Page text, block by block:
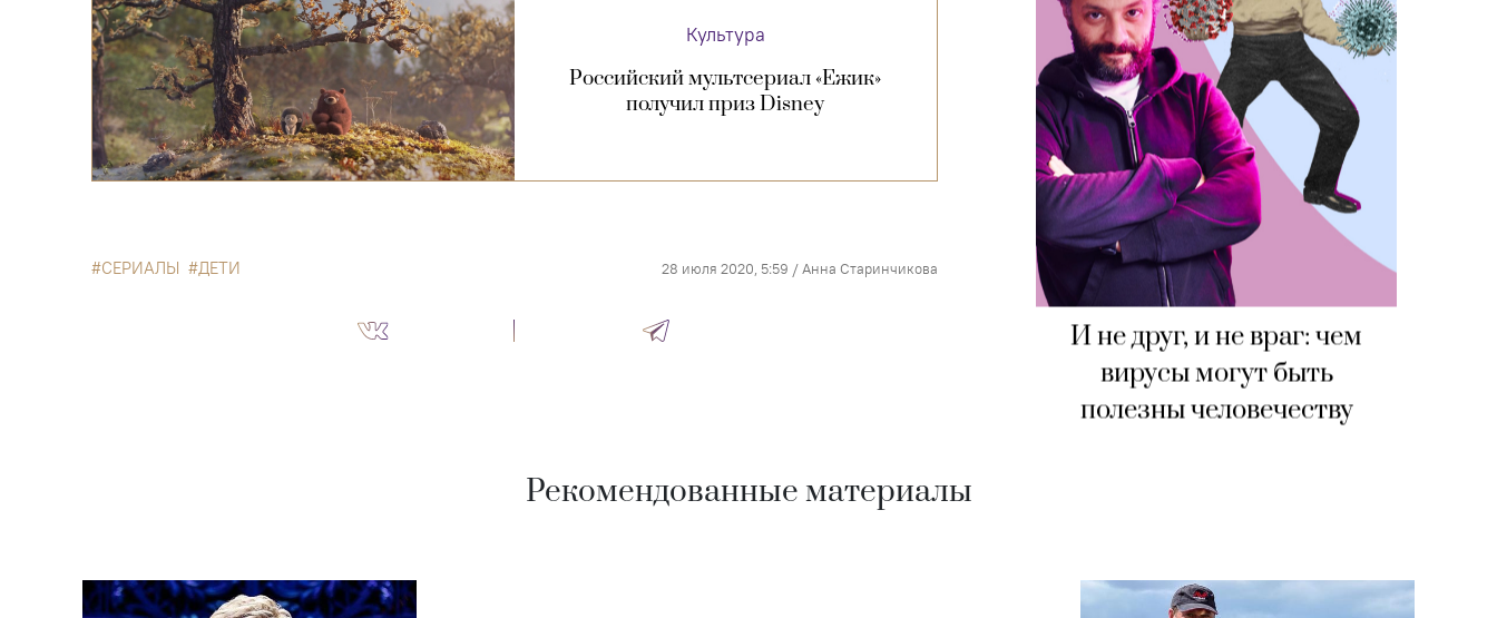
И не друг, и не враг: чем
вирусы могут быть
полезны человечеству
Культура
Российский мультсериал «Ежик»
получил приз Disney
СЕРИАЛЫ ДЕТИ 28 июля 2020, 5:59 / Анна Старинчикова
Рекомендованные материалы